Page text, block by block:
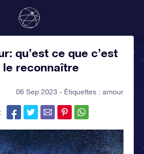
qu’est ce que c’est
reconnaître
06 Sep 2023 - Étiquettes : amour